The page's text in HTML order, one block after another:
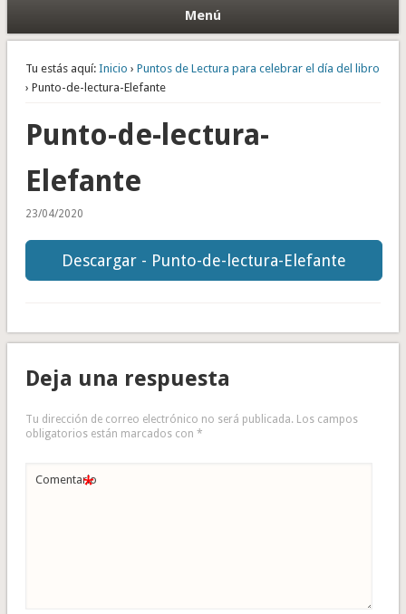
Menú
Tu estás aquí: Inicio › Puntos de Lectura para celebrar el día del libro
› Punto-de-lectura-Elefante
Punto-de-lectura-
Elefante
23/04/2020
Descargar - Punto-de-lectura-Elefante
Deja una respuesta
Tu dirección de correo electrónico no será publicada. Los campos
obligatorios están marcados con *
Comentario
*